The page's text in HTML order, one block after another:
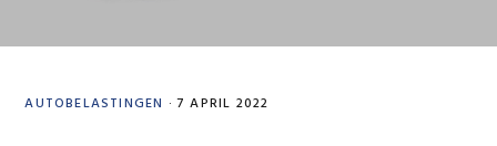
AUTOBELASTINGEN · 7 APRIL 2022